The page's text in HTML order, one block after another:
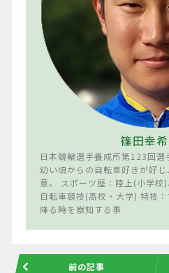
篠田幸
日本競輪選手養成所第123回選
幼い頃からの自転車好きが好
意。 スポーツ歴：陸上(小学校)
自転車競技(高校・大学) 特技
降る時を察知する事
前の記事